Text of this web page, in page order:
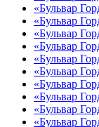
«Бульвар
«Бульвар
«Бульвар
«Бульвар
«Бульвар
«Бульвар
«Бульвар
«Бульвар
«Бульвар
«Бульвар